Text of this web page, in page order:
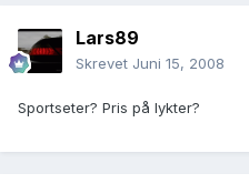
Lars89
Skrevet Juni 15, 2008
Sportseter? Pris på lykter?